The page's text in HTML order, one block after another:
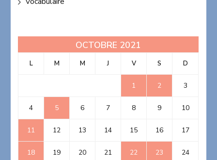
OCTOBRE 2021
L M M J V S D
1 2 3
4 5 6 7 8 9 10
11 12 13 14 15 16 17
18 19 20 21 22 23 24